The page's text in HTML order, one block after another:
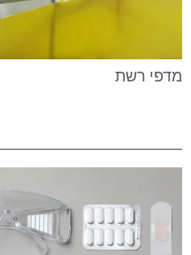
מדפי רשת